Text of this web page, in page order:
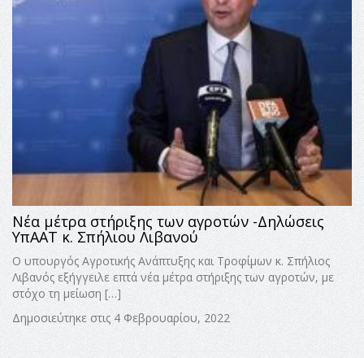
Νέα μέτρα στήριξης των αγροτών -Δηλώσεις
ΥπΑΑΤ κ. Σπήλιου Λιβανού
Ο υπουργός Αγροτικής Ανάπτυξης και Τροφίμων κ. Σπήλιος
Λιβανός εξήγγειλε επτά νέα μέτρα στήριξης των αγροτών, με
στόχο τη μείωση […]
Δημοσιεύτηκε στις 4 Φεβρουαρίου, 2022